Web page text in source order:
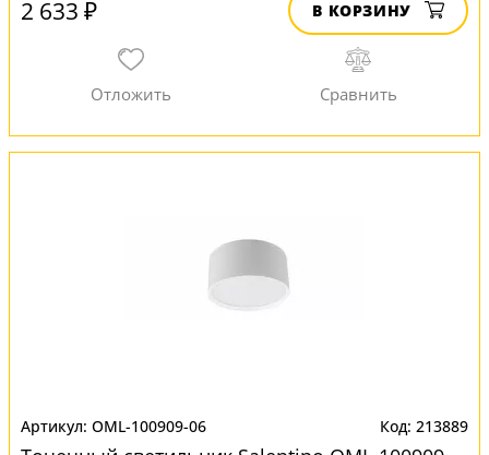
2 633 ₽ В КОРЗИНУ
OML-100909-06 213889